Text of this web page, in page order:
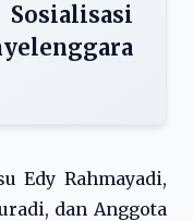
Edy Rahmayadi,
dan Anggota